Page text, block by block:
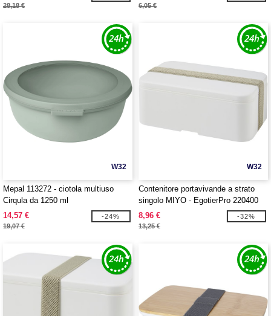
28,18 € 6,05 €
W32
Mepal 113272 - ciotola multiuso
Cirqula da 1250 ml
14,57 €
19,07 €
-24%
W32
Contenitore portavivande a strato
singolo MIYO - EgotierPro 220400
8,96 €
13,25 €
-32%